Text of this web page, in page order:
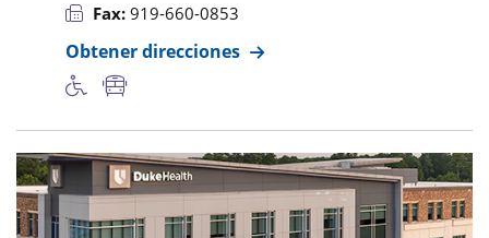
Fax: 919-660-0853
Obtener direcciones